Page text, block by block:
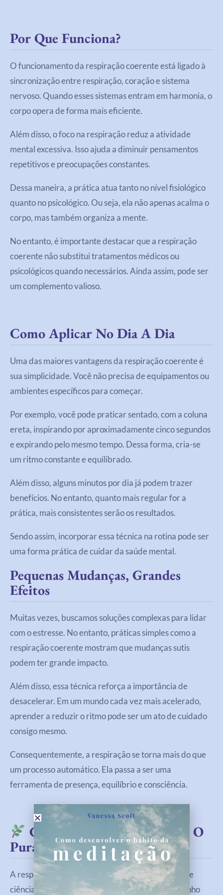
Por Que Funciona?
O funcionamento da respiração coerente está ligado à
sincronização entre respiração, coração e sistema
nervoso. Quando esses sistemas entram em harmonia, o
corpo opera de forma mais eficiente.
Além disso, o foco na respiração reduz a atividade
mental excessiva. Isso ajuda a diminuir pensamentos
repetitivos e preocupações constantes.
Dessa maneira, a prática atua tanto no nível fisiológico
quanto no psicológico. Ou seja, ela não apenas acalma o
corpo, mas também organiza a mente.
No entanto, é importante destacar que a respiração
coerente não substitui tratamentos médicos ou
psicológicos quando necessários. Ainda assim, pode ser
um complemento valioso.
Como Aplicar No Dia A Dia
Uma das maiores vantagens da respiração coerente é
sua simplicidade. Você não precisa de equipamentos ou
ambientes específicos para começar.
Por exemplo, você pode praticar sentado, com a coluna
ereta, inspirando por aproximadamente cinco segundos
e expirando pelo mesmo tempo. Dessa forma, cria-se
um ritmo constante e equilibrado.
Além disso, alguns minutos por dia já podem trazer
benefícios. No entanto, quanto mais regular for a
prática, mais consistentes serão os resultados.
Sendo assim, incorporar essa técnica na rotina pode ser
uma forma prática de cuidar da saúde mental.
Pequenas Mudanças, Grandes
Efeitos
Muitas vezes, buscamos soluções complexas para lidar
com o estresse. No entanto, práticas simples como a
respiração coerente mostram que mudanças sutis
podem ter grande impacto.
Além disso, essa técnica reforça a importância de
desacelerar. Em um mundo cada vez mais acelerado,
aprender a reduzir o ritmo pode ser um ato de cuidado
consigo mesmo.
Consequentemente, a respiração se torna mais do que
um processo automático. Ela passa a ser uma
ferramenta de presença, equilíbrio e consciência.
Continue Sua Jornada Com O
Pura Energia Positiva
A respiração coerente representa uma ponte entre
ciência e prática cotidiana. Ela mostra que o caminho